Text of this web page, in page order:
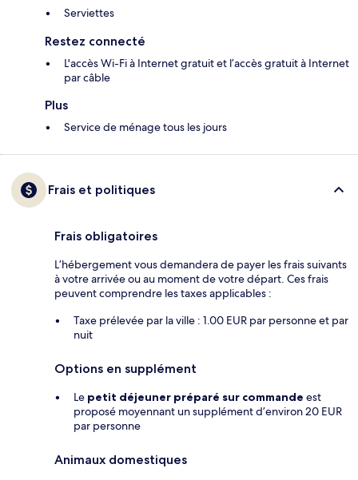
Serviettes
Restez connecté
L'accès Wi-Fi à Internet gratuit et l’accès gratuit à Internet
par câble
Plus
Service de ménage tous les jours
Frais et politiques
Frais obligatoires
L’hébergement vous demandera de payer les frais suivants
à votre arrivée ou au moment de votre départ. Ces frais
peuvent comprendre les taxes applicables :
Taxe prélevée par la ville : 1.00 EUR par personne et par
nuit
Options en supplément
Le petit déjeuner préparé sur commande est
proposé moyennant un supplément d’environ 20 EUR
par personne
Animaux domestiques